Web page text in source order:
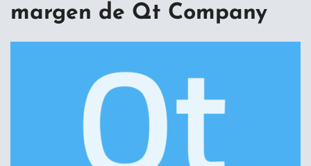
margen de Qt Company